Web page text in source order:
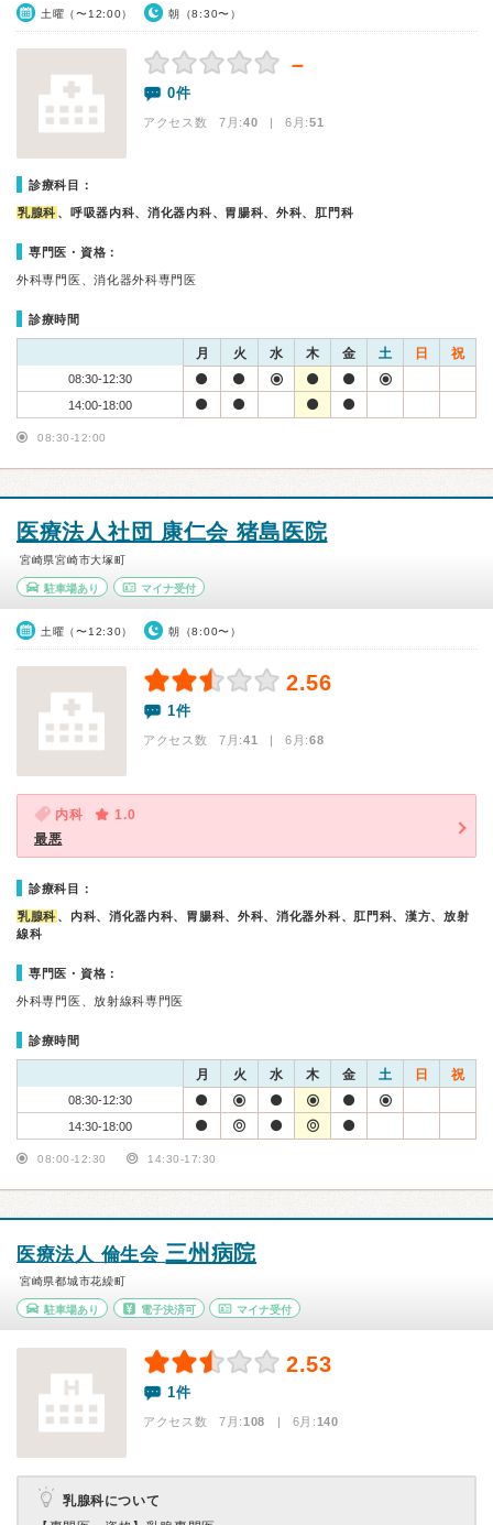
土曜（〜12:00） 朝（8:30〜）
－
0件
アクセス数 7月:40 | 6月:51
診療科目：
乳腺科 、呼吸器内科、消化器内科、胃腸科、外科、肛門科
専門医・資格：
外科専門医、消化器外科専門医
診療時間
月 火 水 木 金 土 日 祝
08:30-12:30
14:00-18:00
08:30-12:00
医療法人社団 康仁会 猪島医院
宮崎県宮崎市大塚町
駐車場あり マイナ受付
土曜（〜12:30） 朝（8:00〜）
2.56
1件
アクセス数 7月:41 | 6月:68
内科
1.0
最悪
診療科目：
乳腺科 、内科、消化器内科、胃腸科、外科、消化器外科、肛門科、漢方、放射
線科
専門医・資格：
外科専門医、放射線科専門医
診療時間
月 火 水 木 金 土 日 祝
08:30-12:30
14:30-18:00
08:00-12:30 14:30-17:30
医療法人 倫生会三州病院
宮崎県都城市花繰町
駐車場あり 電子決済可 マイナ受付
2.53
1件
アクセス数 7月:108 | 6月:140
乳腺科について